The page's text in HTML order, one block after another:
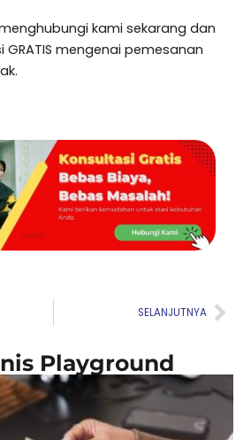
kami sekarang dan
mengenai pemesanan
SELANJUTNYA
Playground